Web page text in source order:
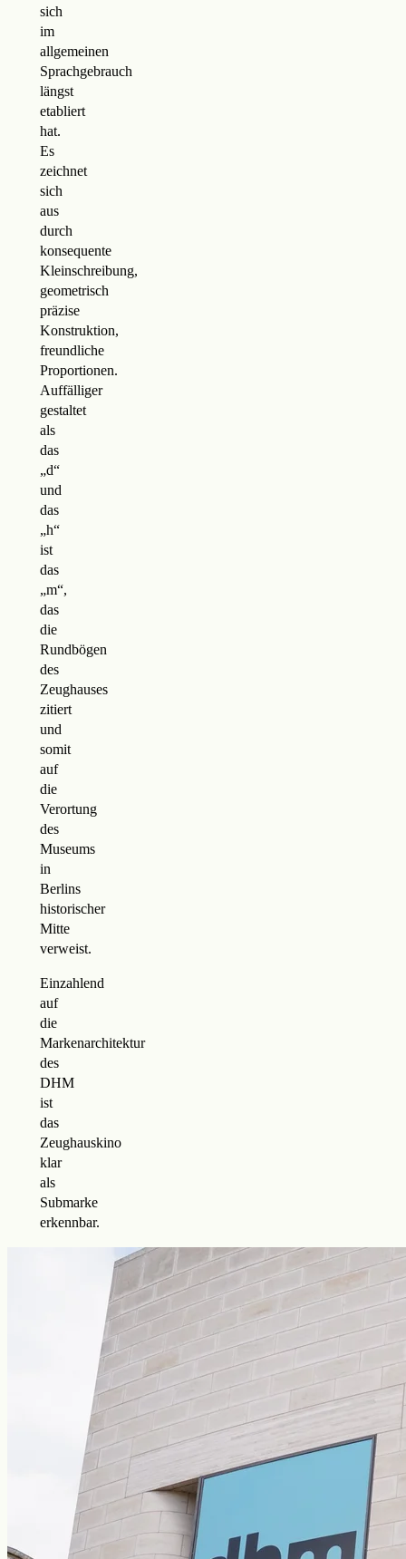
sich
im
allgemeinen
Sprachgebrauch
längst
etabliert
hat.
Es
zeichnet
sich
aus
durch
konsequente
Kleinschreibung,
geometrisch
präzise
Konstruktion,
freundliche
Proportionen.
Auffälliger
gestaltet
als
das
„d“
und
das
„h“
ist
das
„m“,
das
die
Rundbögen
des
Zeughauses
zitiert
und
somit
auf
die
Verortung
des
Museums
in
Berlins
historischer
Mitte
verweist.
Einzahlend
auf
die
Markenarchitektur
des
DHM
ist
das
Zeughauskino
klar
als
Submarke
erkennbar.